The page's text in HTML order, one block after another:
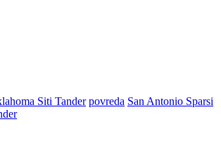
Siti Tander povreda San Antonio Sparsi